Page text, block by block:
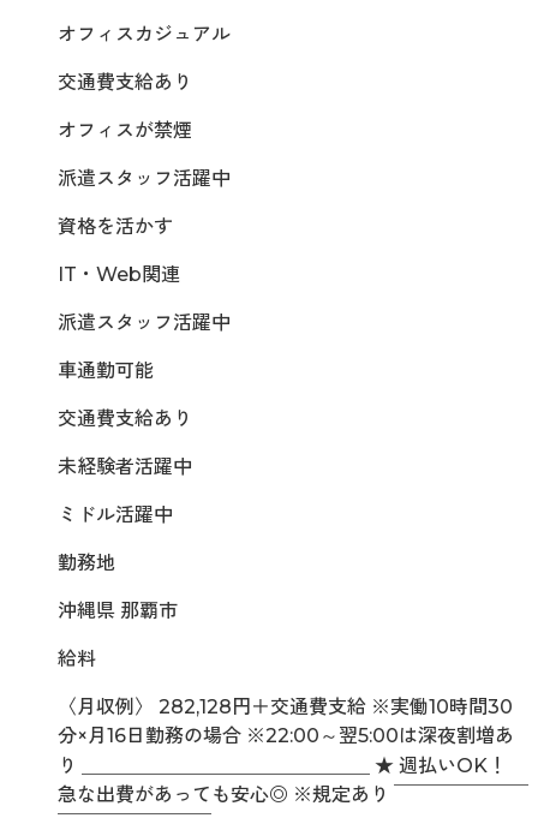
オフィスカジュアル
交通費支給あり
オフィスが禁煙
派遣スタッフ活躍中
資格を活かす
IT・Web関連
派遣スタッフ活躍中
車通勤可能
交通費支給あり
未経験者活躍中
ミドル活躍中
勤務地
沖縄県 那覇市
給料
〈月収例〉 282,128円＋交通費支給 ※実働10時間30
分×月16日勤務の場合 ※22:00～翌5:00は深夜割増あ
り ＿＿＿＿＿＿＿＿＿＿＿＿＿＿＿ ★ 週払いOK！
急な出費があっても安心◎ ※規定あり ￣￣￣￣￣￣￣